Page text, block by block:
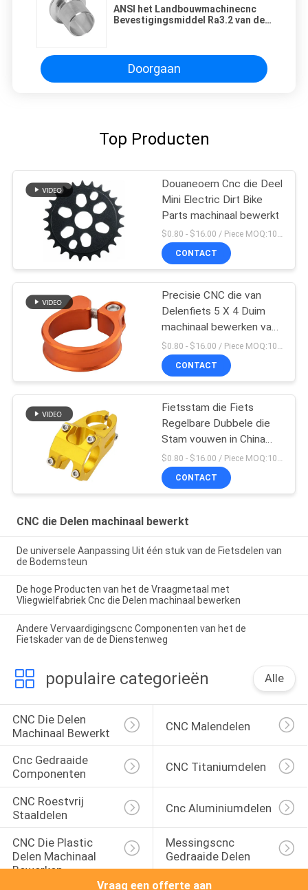
ANSI het Landbouwmachinecnc
Bevestigingsmiddel Ra3.2 van de
Doorgaan
Top Producten
Douaneoem Cnc die Deel
Mini Electric Dirt Bike
Parts machinaal bewerkt
$0.80 - $16.00 / Piece MOQ:10 stukken
CONTACT
Precisie CNC die van
Delenfiets 5 X 4 Duim
machinaal bewerken van
Seatpost de Klem
$0.80 - $16.00 / Piece MOQ:10 stukken
CONTACT
Fietsstam die Fiets
Regelbare Dubbele die
Stam vouwen in China
wordt gemaakt
CONTACT
CNC die Delen machinaal bewerkt
De universele Aanpassing Uit één stuk van de Fietsdelen van
de Bodemsteun
De hoge Producten van het de Vraagmetaal met
Vliegwielfabriek Cnc die Delen machinaal bewerken
Andere Vervaardigingscnc Componenten van het de
Fietskader van de de Dienstenweg
populaire categorieën Alle
CNC Die Delen
Machinaal Bewerkt
CNC Malendelen
Cnc Gedraaide
Componenten
CNC Titaniumdelen
CNC Roestvrij
Staaldelen
Cnc Aluminiumdelen
CNC Die Plastic
Delen Machinaal
Bewerken
Messingscnc
Gedraaide Delen
Vraag een offerte aan